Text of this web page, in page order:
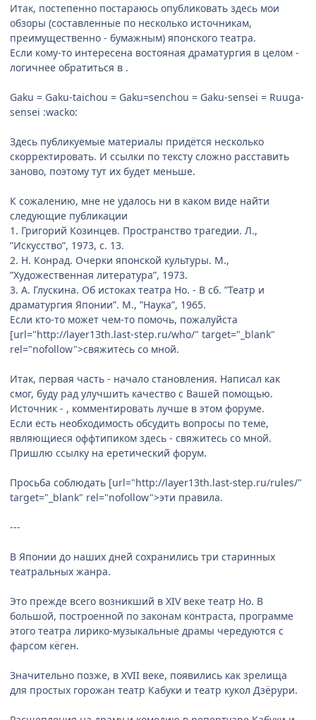
Итак, постепенно постараюсь опубликовать здесь мои
обзоры (составленные по несколько источникам,
преимущественно - бумажным) японского театра.
Если кому-то интересена востояная драматургия в целом -
логичнее обратиться в .
Gaku = Gaku-taichou = Gaku=senchou = Gaku-sensei = Ruuga-
sensei :wacko:
Здесь публикуемые материалы придётся несколько
скорректировать. И ссылки по тексту сложно расставить
заново, поэтому тут их будет меньше.
К сожалению, мне не удалось ни в каком виде найти
следующие публикации
1. Григорий Козинцев. Пространство трагедии. Л.,
”Искусство”, 1973, с. 13.
2. Н. Конрад. Очерки японской культуры. М.,
”Художественная литература”, 1973.
3. А. Глускина. Об истоках театра Но. - В сб. ”Театр и
драматургия Японии”. М., ”Наука”, 1965.
Если кто-то может чем-то помочь, пожалуйста
[url="http://layer13th.last-step.ru/who/" target="_blank"
rel="nofollow">свяжитесь со мной.
Итак, первая часть - начало становления. Написал как
смог, буду рад улучшить качество с Вашей помощью.
Источник - , комментировать лучше в этом форуме.
Если есть необходимость обсудить вопросы по теме,
являющиеся оффтипиком здесь - свяжитесь со мной.
Пришлю ссылку на еретический форум.
Просьба соблюдать [url="http://layer13th.last-step.ru/rules/"
target="_blank" rel="nofollow">эти правила.
---
В Японии до наших дней сохранились три старинных
театральных жанра.
Это прежде всего возникший в XIV веке театр Но. В
большой, построенной по законам контраста, программе
этого театра лирико-музыкальные драмы чередуются с
фарсом кёген.
Значительно позже, в XVII веке, появились как зрелища
для простых горожан театр Кабуки и театр кукол Дзёрури.